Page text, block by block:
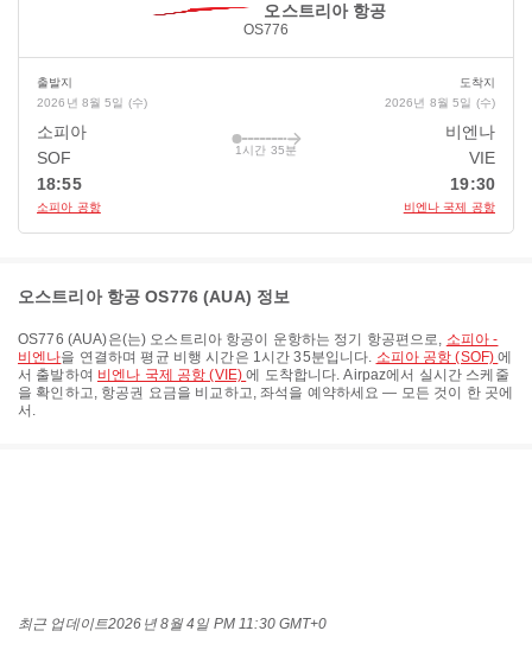
오스트리아 항공
OS776
출발지
2026년 8월 5일 (수)
소피아
SOF
18:55
소피아 공항
1시간 35분
도착지
2026년 8월 5일 (수)
비엔나
VIE
19:30
비엔나 국제 공항
오스트리아 항공 OS776 (AUA) 정보
OS776 (AUA)은(는) 오스트리아 항공이 운항하는 정기 항공편으로, 소피아 -
비엔나을 연결하며 평균 비행 시간은 1시간 35분입니다. 소피아 공항 (SOF)에
서 출발하여 비엔나 국제 공항 (VIE)에 도착합니다. Airpaz에서 실시간 스케줄
을 확인하고, 항공권 요금을 비교하고, 좌석을 예약하세요 — 모든 것이 한 곳에
서.
최근 업데이트2026년 8월 4일 PM 11:30 GMT+0